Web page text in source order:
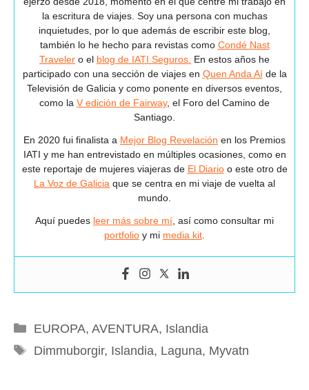
la escritura de viajes. Soy una persona con muchas
inquietudes, por lo que además de escribir este blog,
también lo he hecho para revistas como Condé Nast
Traveler o el blog de IATI Seguros. En estos años he
participado con una sección de viajes en Quen Anda Aíde la
Televisión de Galicia y como ponente en diversos eventos,
como la V edición de Fairway, el Foro del Camino de
Santiago.
En 2020 fui finalista a Mejor Blog Revelación en los Premios
IATI y me han entrevistado en múltiples ocasiones, como en
este reportaje de mujeres viajeras de El Diarioo este otro de
La Voz de Galicia que se centra en mi viaje de vuelta al
mundo.
Aquí puedes leer más sobre mí , así como consultar mi
portfolio y mi media kit
Categorías
EUROPA, AVENTURA, Islandia
Etiquetas
Dimmuborgir, Islandia, Laguna, Myvatn